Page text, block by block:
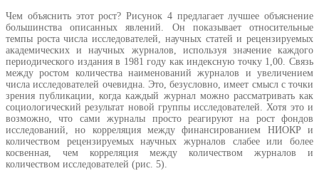
Чем объяснить этот рост? Рисунок 4 предлагает лучшее объяснение
большинства описанных явлений. Он показывает относительные
темпы роста числа исследователей, научных статей и рецензируемых
академических и научных журналов, используя значение каждого
периодического издания в 1981 году как индексную точку 1,00. Связь
между ростом количества наименований журналов и увеличением
числа исследователей очевидна. Это, безусловно, имеет смысл с точки
зрения публикации, когда каждый журнал можно рассматривать как
социологический результат новой группы исследователей. Хотя это и
возможно, что сами журналы просто реагируют на рост фондов
исследований, но корреляция между финансированием НИОКР и
количеством рецензируемых научных журналов слабее или более
косвенная, чем корреляция между количеством журналов и
количеством исследователей (рис. 5).